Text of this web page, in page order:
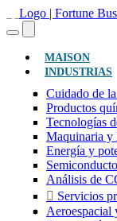
MAISON
INDUSTRIAS
Cuidado de
Productos
Tecnologías
Maquinaria y
Energía y
Análisis de
Servicios
Aeroespacial